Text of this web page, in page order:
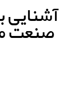
صنعت